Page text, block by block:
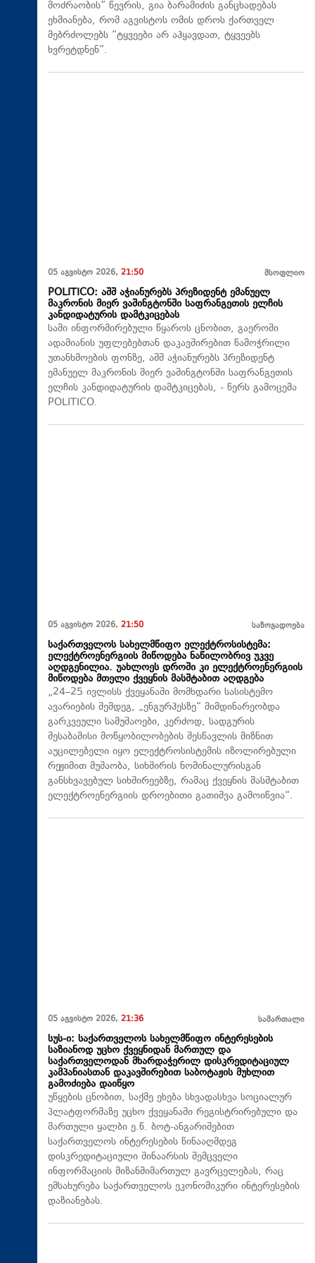
მოძრაობის” წევრის, გია ბარამიძის განცხადებას
ეხმიანება, რომ აგვისტოს ომის დროს ქართველ
მებრძოლებს “ტყვეები არ აჰყავდათ, ტყვეებს
ხვრეტდნენ”.
05 აგვისტო 2026, 21:50 მსოფლიო
POLITICO: აშშ აჭიანურებს პრეზიდენტ ემანუელ
მაკრონის მიერ ვაშინგტონში საფრანგეთის ელჩის
კანდიდატურის დამტკიცებას
სამი ინფორმირებული წყაროს ცნობით, გაეროში
ადამიანის უფლებებთან დაკავშირებით წამოჭრილი
უთანხმოების ფონზე, აშშ აჭიანურებს პრეზიდენტ
ემანუელ მაკრონის მიერ ვაშინგტონში საფრანგეთის
ელჩის კანდიდატურის დამტკიცებას, - წერს გამოცემა
POLITICO.
05 აგვისტო 2026, 21:50 საზოგადოება
საქართველოს სახელმწიფო ელექტროსისტემა:
ელექტროენერგიის მიწოდება ნაწილობრივ უკვე
აღდგენილია. უახლოეს დროში კი ელექტროენერგიის
მიწოდება მთელი ქვეყნის მასშტაბით აღდგება
„24–25 ივლისს ქვეყანაში მომხდარი სასისტემო
ავარიების შემდეგ, „ენგურჰესზე“ მიმდინარეობდა
გარკვეული სამუშაოები, კერძოდ, სადგურის
შესაბამისი მოწყობილობების შესწავლის მიზნით
აუცილებელი იყო ელექტროსისტემის იზოლირებული
რეჟიმით მუშაობა, სიხშირის ნომინალურისგან
განსხვავებულ სიხშირეებზე, რამაც ქვეყნის მასშტაბით
ელექტროენერგიის დროებითი გათიშვა გამოიწვია“.
05 აგვისტო 2026, 21:36 სამართალი
სუს-ი: საქართველოს სახელმწიფო ინტერესების
საზიანოდ უცხო ქვეყნიდან მართულ და
საქართველოდან მხარდაჭერილ დისკრედიტაციულ
კამპანიასთან დაკავშირებით საბოტაჟის მუხლით
გამოძიება დაიწყო
უწყების ცნობით, საქმე ეხება სხვადასხვა სოციალურ
პლატფორმაზე უცხო ქვეყანაში რეგისტრირებული და
მართული ყალბი ე.წ. ბოტ-ანგარიშებით
საქართველოს ინტერესების წინააღმდეგ
დისკრედიტაციული შინაარსის შემცველი
ინფორმაციის მიზანმიმართულ გავრცელებას, რაც
ემსახურება საქართველოს ეკონომიკური ინტერესების
დაზიანებას.